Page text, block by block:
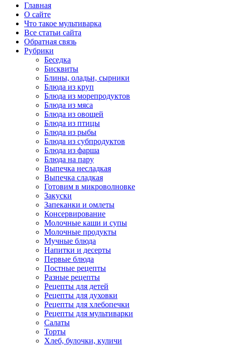
Главная
О сайте
Что такое мультиварка
Все статьи сайта
Обратная связь
Рубрики
Беседка
Бисквиты
Блины, оладьи, сырники
Блюда из круп
Блюда из морепродуктов
Блюда из мяса
Блюда из овощей
Блюда из птицы
Блюда из рыбы
Блюда из субпродуктов
Блюда из фарша
Блюда на пару
Выпечка несладкая
Выпечка сладкая
Готовим в микроволновке
Закуски
Запеканки и омлеты
Консервирование
Молочные каши и супы
Молочные продукты
Мучные блюда
Напитки и десерты
Первые блюда
Постные рецепты
Разные рецепты
Рецепты для детей
Рецепты для духовки
Рецепты для хлебопечки
Рецепты для мультиварки
Салаты
Торты
Хлеб, булочки, куличи